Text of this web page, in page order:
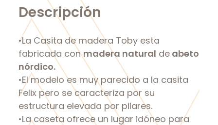
Descripción
•La Casita de madera Toby esta
fabricada conmadera natural de abeto
nórdico.
•El modelo es muy parecido a la casita
Felix pero se caracteriza por su
estructura elevada por pilares.
•La caseta ofrece un lugar idóneo para